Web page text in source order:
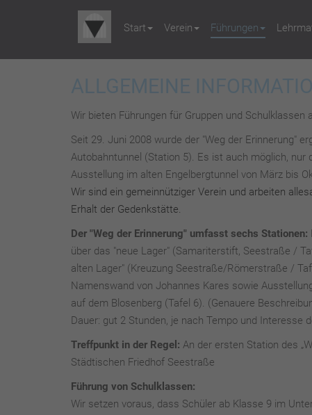
Start Verein Führungen
ALLGEMEINE
Wir bieten Führungen für Gruppen und
Seit 29. Juni 2008 wurde der "Weg der Erinnerung"
Autobahntunnel (Station 5). Es ist auch möglich,
Ausstellung im alten Engelbergtunnel von März bis
Wir sind ein gemeinnütziger Verein und arbeiten
Erhalt der Gedenkstätte.
Der "Weg der Erinnerung" umfasst sechs Stationen:
über das "neue Lager" (Samariterstift, Seestraße /
alten Lager" (Kreuzung Seestraße/Römerstraße /
Namenswand von Johannes Kares sowie
auf dem Blosenberg (Tafel 6). (Genauere
Dauer: gut 2 Stunden, je nach Tempo und Interesse
Treffpunkt in der Regel: An der ersten Station des
Städtischen Friedhof Seestraße
Führung von Schulklassen:
Wir setzen voraus, dass Schüler ab Klasse 9 im